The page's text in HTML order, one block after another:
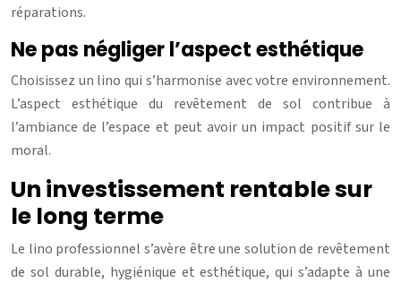
réparations.
Ne pas négliger l’aspect esthétique
Choisissez un lino qui s’harmonise avec votre environnement.
L’aspect esthétique du revêtement de sol contribue à
l’ambiance de l’espace et peut avoir un impact positif sur le
moral.
Un investissement rentable sur
le long terme
Le lino professionnel s’avère être une solution de revêtement
de sol durable, hygiénique et esthétique, qui s’adapte à une